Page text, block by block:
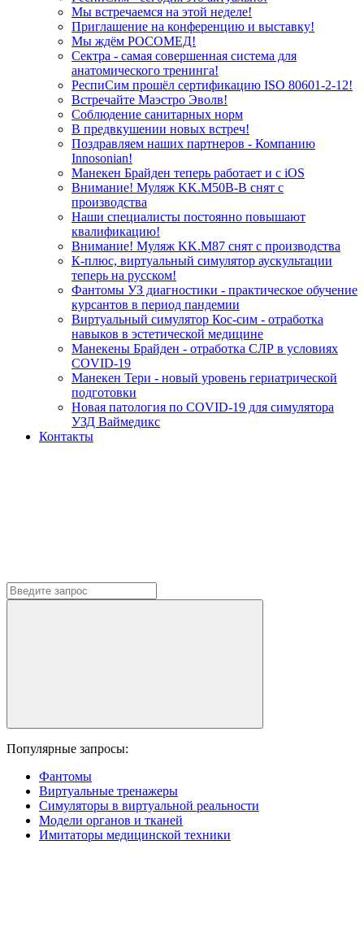
Мы встречаемся на этой неделе!
Приглашение на конференцию и выставку!
Мы ждём РОСОМЕД!
Сектра - самая совершенная система для
анатомического тренинга!
РеспиСим прошёл сертификацию ISO 80601-2-12!
Встречайте Маэстро Эволв!
Соблюдение санитарных норм
В предвкушении новых встреч!
Поздравляем наших партнеров - Компанию
Innosonian!
Манекен Брайден теперь работает и с iOS
Внимание! Муляж KK.M50B-B снят с
производства
Наши специалисты постоянно повышают
квалификацию!
Внимание! Муляж KK.M87 снят с производства
К-плюс, виртуальный симулятор аускультации
теперь на русском!
Фантомы УЗ диагностики - практическое обучение
курсантов в период пандемии
Виртуальный симулятор Кос-сим - отработка
навыков в эстетической медицине
Манекены Брайден - отработка СЛР в условиях
COVID-19
Манекен Тери - новый уровень гериатрической
подготовки
Новая патология по COVID-19 для симулятора
УЗД Ваймедикс
Контакты
Популярные запросы:
Фантомы
Виртуальные тренажеры
Симуляторы в виртуальной реальности
Модели органов и тканей
Имитаторы медицинской техники